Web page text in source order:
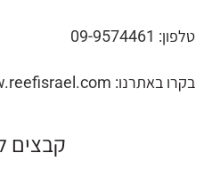
טלפון: 09-9574461
בקרו באתרנו:
קבצים